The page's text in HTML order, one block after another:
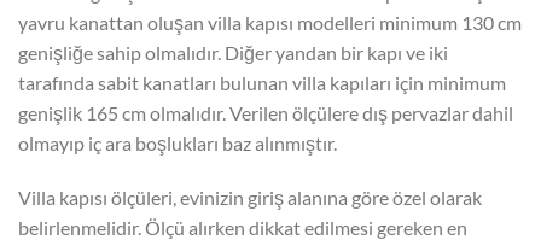
yavru kanattan oluşan villa kapısı modelleri minimum 130 cm
genişliğe sahip olmalıdır. Diğer yandan bir kapı ve iki
tarafında sabit kanatları bulunan villa kapıları için minimum
genişlik 165 cm olmalıdır. Verilen ölçülere dış pervazlar dahil
olmayıp iç ara boşlukları baz alınmıştır.
Villa kapısı ölçüleri, evinizin giriş alanına göre özel olarak
belirlenmelidir. Ölçü alırken dikkat edilmesi gereken en